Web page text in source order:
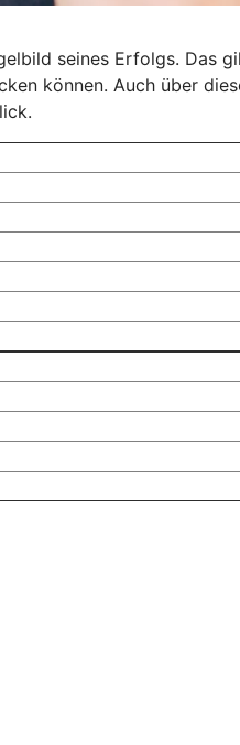
seines Erfolgs. Das
können. Auch über